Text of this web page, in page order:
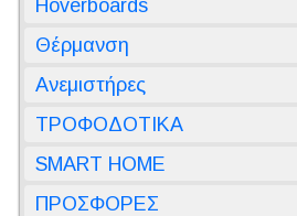
Hoverboards
Θέρμανση
Ανεμιστήρες
ΤΡΟΦΟΔΟΤΙΚΑ
SMART HOME
ΠΡΟΣΦΟΡΕΣ